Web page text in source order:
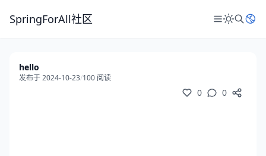
SpringForAll社区
hello
发布于 2024-10-23/100 阅读
0 0